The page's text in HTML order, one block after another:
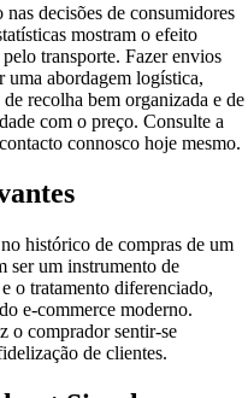
decisões de consumidores
mostram o efeito
transporte. Fazer envios
uma abordagem logística,
recolha bem organizada e de
com o preço. Consulte a
connosco hoje mesmo.
histórico de compras de um
ser um instrumento de
o tratamento diferenciado,
e-commerce moderno.
o comprador sentir-se
de clientes.